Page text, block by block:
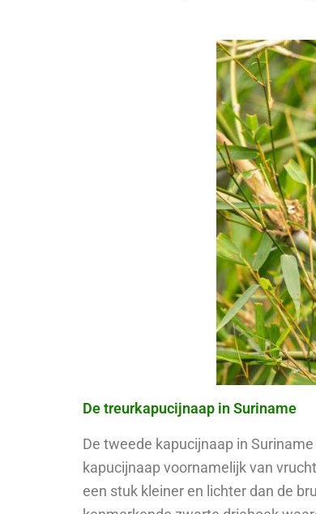
De treurkapucijnaap in Suriname
De tweede kapucijnaap in
kapucijnaap voornamelijk van
een stuk kleiner en lichter dan de